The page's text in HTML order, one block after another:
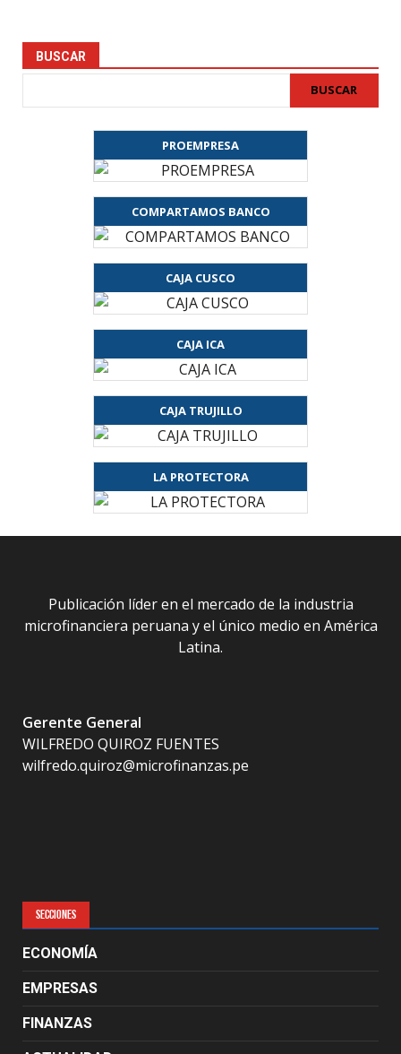
BUSCAR
BUSCAR
PROEMPRESA
COMPARTAMOS BANCO
CAJA CUSCO
CAJA ICA
CAJA TRUJILLO
LA PROTECTORA
Publicación líder en el mercado de la industria
microfinanciera peruana y el único medio en América
Latina.
Gerente General
WILFREDO QUIROZ FUENTES
wilfredo.quiroz@microfinanzas.pe
SECCIONES
ECONOMÍA
EMPRESAS
FINANZAS